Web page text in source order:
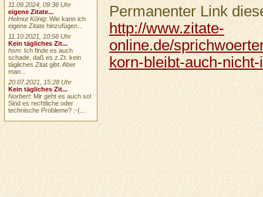
Permanenter Link
http://www.zitate-
online.de/
korn-bleibt-auch-
11.09.2024, 09:36 Uhr
eigene Zitate...
Helmut König: Wie kann ich
eigene Zitate hinzufügen...
11.10.2021, 10:56 Uhr
Kein tägliches Zit...
hsm: Ich finde es auch
schade, daß es z.Zt. kein
tägliches Zitat gibt. Aber
man...
20.07.2021, 15:28 Uhr
Kein tägliches Zit...
Norbert: Mir geht es auch so!
Sind es rechtliche oder
technische Probleme? :-(...